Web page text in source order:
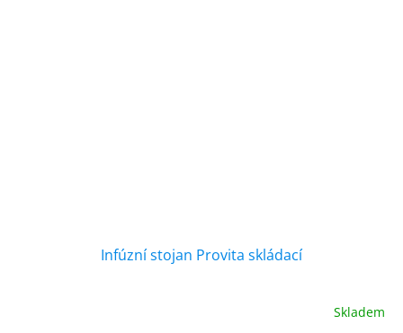
Infúzní stojan Provita skládací
Skladem